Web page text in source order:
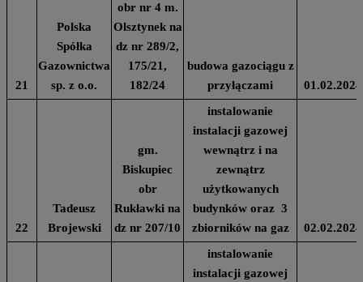
21
Polska
Spółka
Gazownictwa
sp. z o.o.
obr nr 4 m.
Olsztynek na
dz nr 289/2,
175/21,
182/24
budowa gazociągu z
przyłączami
01.02.2024
22
Tadeusz
Brojewski
gm.
Biskupiec
obr
Rukławki na
dz nr 207/10
instalowanie
instalacji gazowej
wewnątrz i na
zewnątrz
użytkowanych
budynków oraz 3
zbiorników na gaz
02.02.2024
instalowanie
instalacji gazowej